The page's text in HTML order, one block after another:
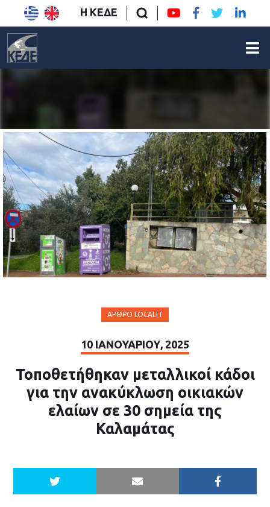
Η ΚΕΔΕ
ΆΡΘΡΟ LOCALIT
10 ΙΑΝΟΥΑΡΊΟΥ, 2025
Τοποθετήθηκαν μεταλλικοί κάδοι
για την ανακύκλωση οικιακών
ελαίων σε 30 σημεία της
Καλαμάτας